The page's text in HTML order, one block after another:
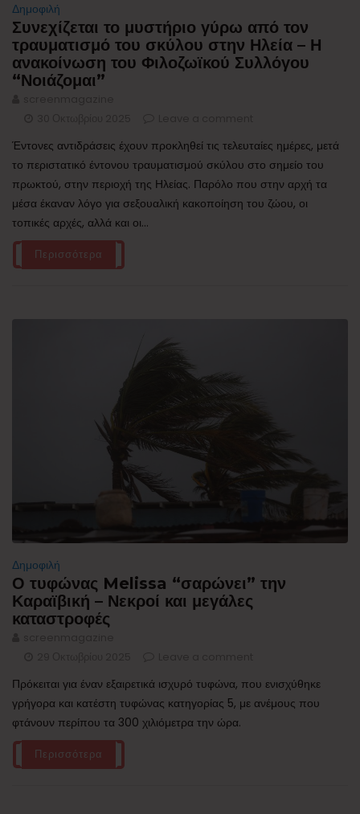
Δημοφιλή
Συνεχίζεται το μυστήριο γύρω από τον
τραυματισμό του σκύλου στην Ηλεία – Η
ανακοίνωση του Φιλοζωϊκού Συλλόγου
“Νοιάζομαι”
Έντονες αντιδράσεις έχουν προκληθεί τις τελευταίες ημέρες, μετά
το περιστατικό έντονου τραυματισμού σκύλου στο σημείο του
πρωκτού, στην περιοχή της Ηλείας. Παρόλο που στην αρχή τα
μέσα έκαναν λόγο για σεξουαλική κακοποίηση του ζώου, οι
τοπικές αρχές, αλλά και οι...
Περισσότερα
Δημοφιλή
Ο τυφώνας Melissa “σαρώνει” την
Καραϊβική – Νεκροί και μεγάλες
καταστροφές
Πρόκειται για έναν εξαιρετικά ισχυρό τυφώνα, που ενισχύθηκε
γρήγορα και κατέστη τυφώνας κατηγορίας 5, με ανέμους που
φτάνουν περίπου τα 300 χιλιόμετρα την ώρα.
Περισσότερα